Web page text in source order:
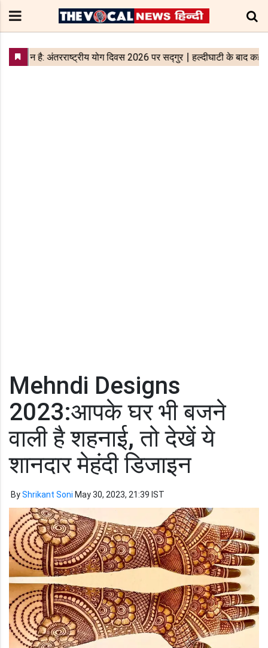
Mehndi Designs
2023:आपके घर भी बजने
वाली है शहनाई, तो देखें ये
शानदार मेहंदी डिजाइन
ByShrikant Soni May 30, 2023, 21:39 IST